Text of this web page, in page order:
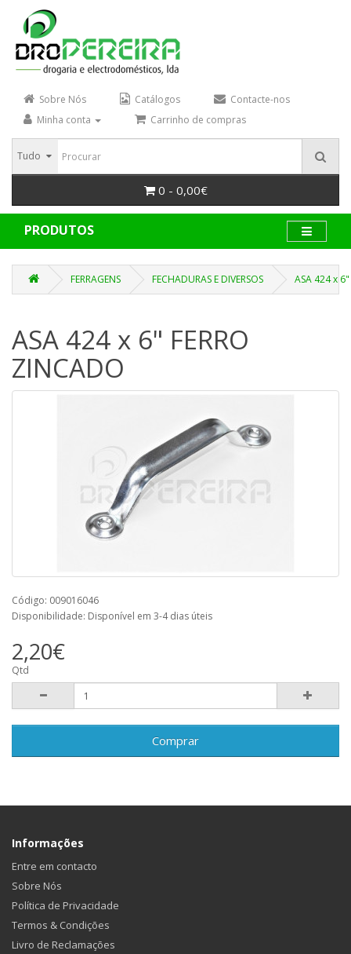
Sobre Nós Catálogos
Contacte-nos
Minha conta
Carrinho de compras
Tudo
0 - 0,00€
PRODUTOS
FERRAGENS FECHADURAS E DIVERSOS ASA 424 x
ASA 424 x 6" FERRO
ZINCADO
Código: 009016046
Disponibilidade: Disponível em 3-4 dias úteis
2,20€
Qtd
Comprar
Informações
Entre em contacto
Sobre Nós
Política de Privacidade
Termos & Condições
Livro de Reclamações